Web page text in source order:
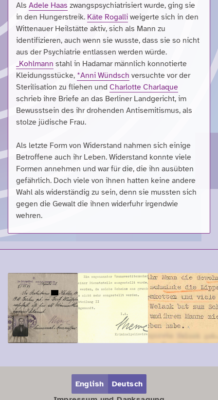
Als Adele Haas zwangspsychiatrisiert wurde, ging sie
in den Hungerstreik. Käte Rogalli weigerte sich in den
Wittenauer Heilstätte aktiv, sich als Mann zu
identifizieren, auch wenn sie wusste, dass sie so nicht
aus der Psychiatrie entlassen werden würde.
_Kohlmann stahl in Hadamar männlich konnotierte
Kleidungsstücke, *Anni Wündsch versuchte vor der
Sterilisation zu fliehen und Charlotte Charlaque
schrieb ihre Briefe an das Berliner Landgericht, im
Bewusstsein des ihr drohenden Antisemitismus, als
stolze jüdische Frau.
Als letzte Form von Widerstand nahmen sich einige
Betroffene auch ihr Leben. Widerstand konnte viele
Formen annehmen und war für die, die ihn ausübten
gefährlich. Doch viele von ihnen hatten keine andere
Wahl als widerständig zu sein, denn sie mussten sich
gegen die Gewalt die ihnen widerfuhr irgendwie
wehren.
Zum Hauptbereich springen
Zum Hauptmenü springen
English Deutsch